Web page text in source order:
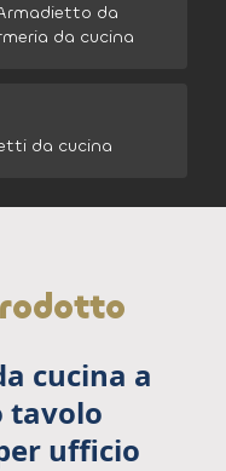
da
da cucina
da cucina
cucina a
tavolo
ufficio